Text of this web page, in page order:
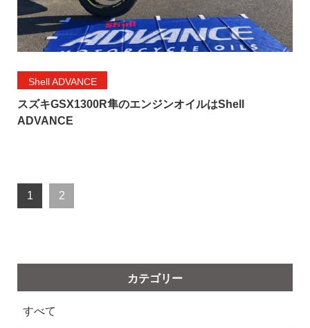
Shell ADVANCE
スズキGSX1300R隼のエンジンオイルはShell
ADVANCE
1 2
カテゴリー
すべて